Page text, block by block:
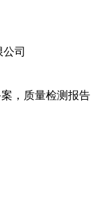
司
，质量检测报告